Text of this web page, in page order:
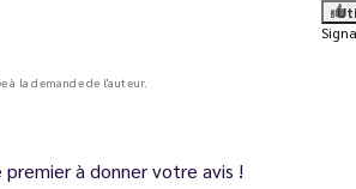
à la demande de l'auteur.
premier à donner votre avis !